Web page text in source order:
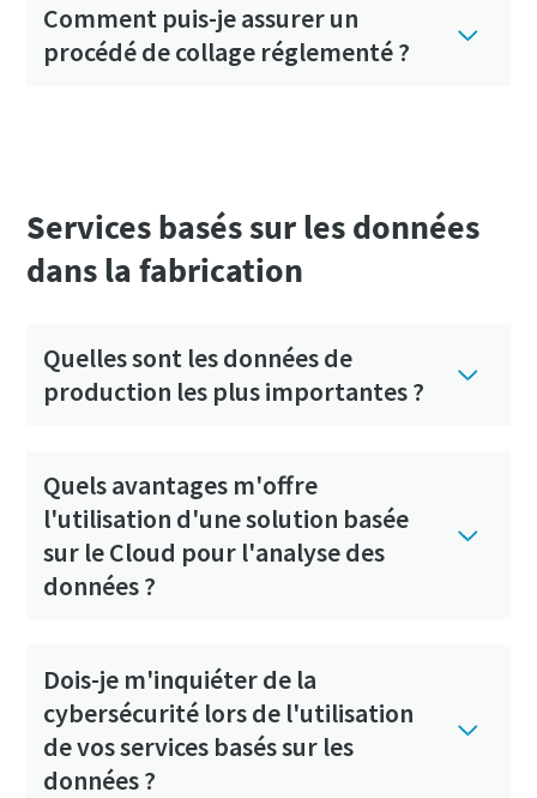
Comment puis-je assurer un
procédé de collage réglementé ?
Services basés sur les données
dans la fabrication
Quelles sont les données de
production les plus importantes ?
Quels avantages m'offre
l'utilisation d'une solution basée
sur le Cloud pour l'analyse des
données ?
Dois-je m'inquiéter de la
cybersécurité lors de l'utilisation
de vos services basés sur les
données ?